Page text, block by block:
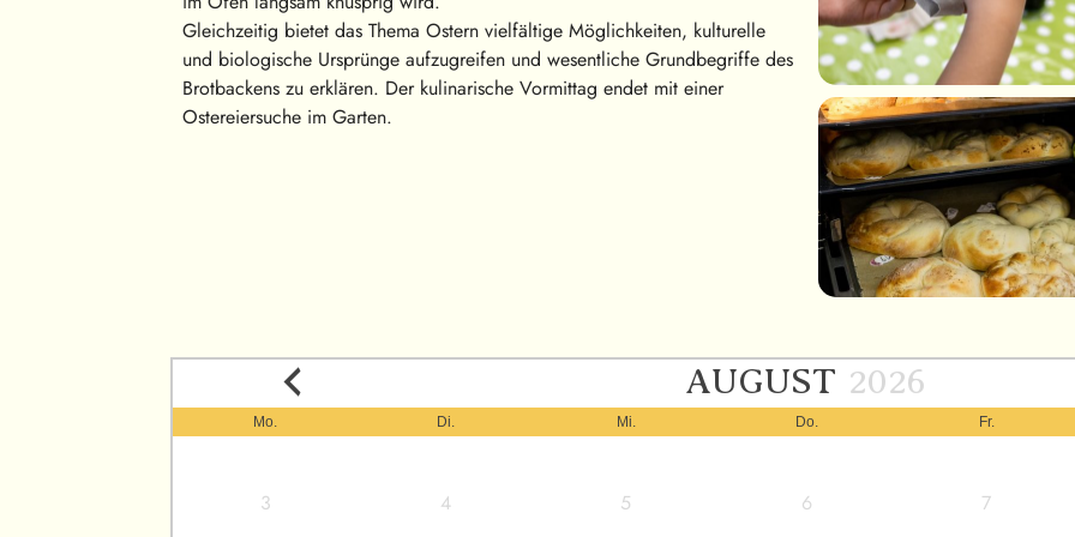
Gleichzeitig bietet das Thema Ostern vielfältige Möglichkeiten, kulturelle
und biologische Ursprünge aufzugreifen und wesentliche Grundbegriffe des
Brotbackens zu erklären. Der kulinarische Vormittag endet mit einer
Ostereiersuche im Garten.
AUGUST 2026
Mo. Di. Mi. Do. Fr.
3 4 5 6
7